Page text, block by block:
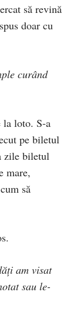
să revină
doar cu
curând
la loto. S-a
pe biletul
zile biletul
mare,
să
am visat
sau le-